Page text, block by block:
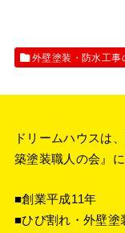
外壁塗装・防水工事
ドリームハウスは
築塗装職人の会』
■創業平成11年
■ひび割れ・外壁塗